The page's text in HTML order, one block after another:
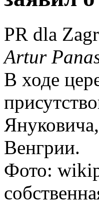
PR dla
Artur
В ходе
Венгрии.
Фото: